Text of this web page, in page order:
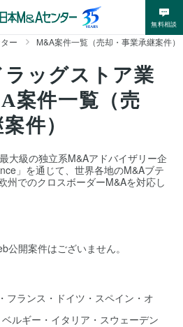
無料相談
ー M&A案件一覧（売却・事業承継案件）
ッグストア業
案件一覧（売
件）
大級の独立系M&Aアドバイザリー企
」を通じて、世界各地のM&Aブテ
州でのクロスボーダーM&Aを対応し
公開案件はございません。
フランス・ドイツ・スペイン・オ
ルギー・イタリア・スウェーデン